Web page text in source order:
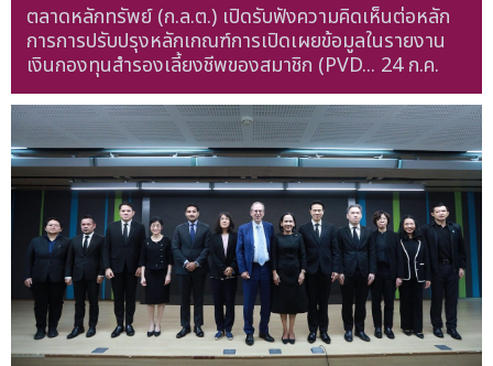
ตลาดหลักทรัพย์ (ก.ล.ต.) เปิดรับฟังความคิดเห็นต่อหลัก
การการปรับปรุงหลักเกณฑ์การเปิดเผยข้อมูลในรายงาน
เงินกองทุนสำรองเลี้ยงชีพของสมาชิก (PVD... 24 ก.ค.